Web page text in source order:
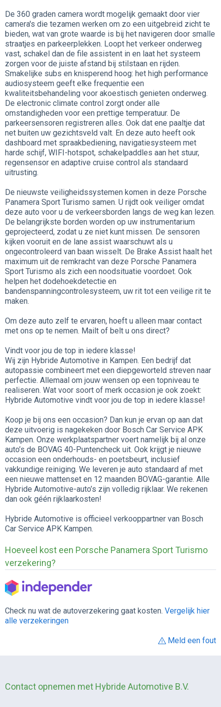
De 360 graden camera wordt mogelijk gemaakt door vier
camera's die tezamen werken om zo een uitgebreid zicht te
bieden, wat van grote waarde is bij het navigeren door smalle
straatjes en parkeerplekken. Loopt het verkeer onderweg
vast, schakel dan de file assistent in en laat het systeem
zorgen voor de juiste afstand bij stilstaan en rijden.
Smakelijke subs en knisperend hoog: het high performance
audiosysteem geeft elke frequentie een
kwaliteitsbehandeling voor akoestisch genieten onderweg.
De electronic climate control zorgt onder alle
omstandigheden voor een prettige temperatuur. De
parkeersensoren registreren alles. Ook dat ene paaltje dat
net buiten uw gezichtsveld valt. En deze auto heeft ook
dashboard met spraakbediening, navigatiesysteem met
harde schijf, WIFI-hotspot, schakelpaddles aan het stuur,
regensensor en adaptive cruise control als standaard
uitrusting.
De nieuwste veiligheidssystemen komen in deze Porsche
Panamera Sport Turismo samen. U rijdt ook veiliger omdat
deze auto voor u de verkeersborden langs de weg kan lezen.
De belangrijkste borden worden op uw instrumentarium
geprojecteerd, zodat u ze niet kunt missen. De sensoren
kijken vooruit en de lane assist waarschuwt als u
ongecontroleerd van baan wisselt. De Brake Assist haalt het
maximum uit de remkracht van deze Porsche Panamera
Sport Turismo als zich een noodsituatie voordoet. Ook
helpen het dodehoekdetectie en
bandenspanningcontrolesysteem, uw rit tot een veilige rit te
maken.
Om deze auto zelf te ervaren, hoeft u alleen maar contact
met ons op te nemen. Mailt of belt u ons direct?
Vindt voor jou de top in iedere klasse!
Wij zijn Hybride Automotive in Kampen. Een bedrijf dat
autopassie combineert met een diepgeworteld streven naar
perfectie. Allemaal om jouw wensen op een topniveau te
realiseren. Wat voor soort of merk occasion je ook zoekt:
Hybride Automotive vindt voor jou de top in iedere klasse!
Koop je bij ons een occasion? Dan kun je ervan op aan dat
deze uitvoerig is nagekeken door Bosch Car Service APK
Kampen. Onze werkplaatspartner voert namelijk bij al onze
auto’s de BOVAG 40-Puntencheck uit. Ook krijgt je nieuwe
occasion een onderhouds- en poetsbeurt, inclusief
vakkundige reiniging. We leveren je auto standaard af met
een nieuwe mattenset en 12 maanden BOVAG-garantie. Alle
Hybride Automotive-auto’s zijn volledig rijklaar. We rekenen
dan ook géén rijklaarkosten!
Hybride Automotive is officieel verkooppartner van Bosch
Car Service APK Kampen.
Hoeveel kost een Porsche Panamera Sport Turismo
verzekering?
Check nu wat de autoverzekering gaat kosten. Vergelijk hier
alle verzekeringen
Meld een fout
Contact opnemen met Hybride Automotive B.V.